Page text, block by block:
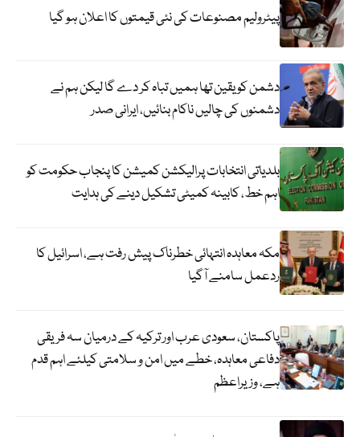
پیٹرولیم مصنوعات کی نئی قیمتوں کا اعلان ہو گیا
دشمن کو یقین تھا ہمیں تباہ کر دے گا لیکن ہم نے
دشمنوں کی چالیں ناکام بنائیں، ایرانی صدر
بلدیاتی انتخابات پرالیکشن کمیشن کا پنجاب حکومت کو
اہم خط، کابینہ کمیٹی تشکیل دینے کی ہدایت
مکہ معاہدہ انتہائی خطرناک پیش رفت ہے، اسرائیل کا
ردعمل سامنے آگیا
پاکستان، سعودی عرب اور ترکیہ کے درمیان سہ فریقی
دفاعی معاہدہ، خطے میں امن و سلامتی کیلئے اہم قدم
ہے، وزیراعظم